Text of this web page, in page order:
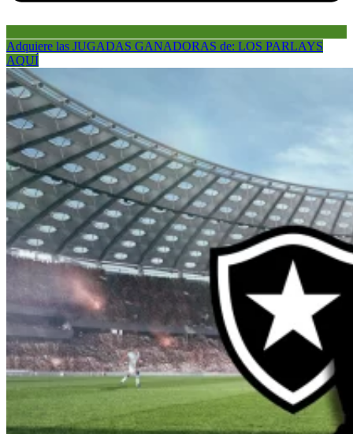
Adquiere las JUGADAS GANADORAS de: LOS PARLAYS
AQUÍ